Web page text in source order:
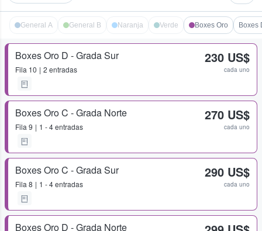
General A General B Naranja Verde Boxes Oro Boxes
Boxes Oro D - Grada Sur
Fila 10 2 entradas
230 US$
cada uno
Boxes Oro C - Grada Norte
Fila 9 1 - 4 entradas
270 US$
cada uno
Boxes Oro C - Grada Sur
Fila 8 1 - 4 entradas
290 US$
cada uno
Boxes Oro D - Grada Norte